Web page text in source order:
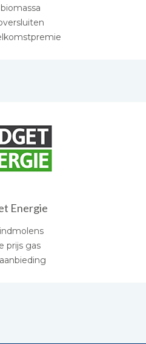
Energie
prijs gas